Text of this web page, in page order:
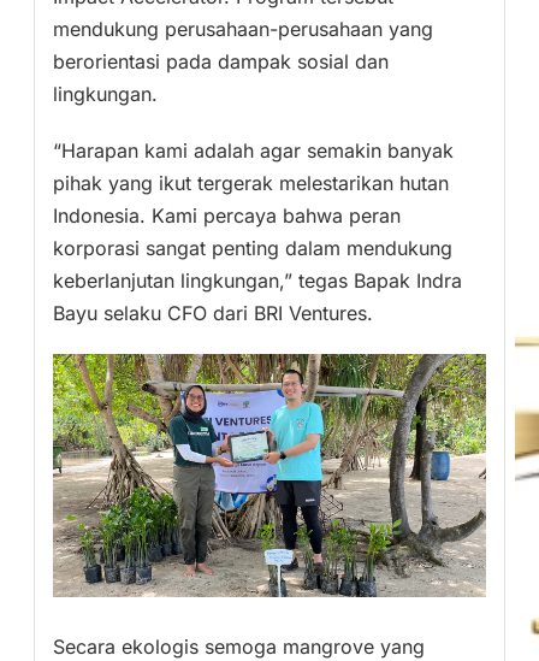
mendukung perusahaan-perusahaan yang
berorientasi pada dampak sosial dan
lingkungan.
“Harapan kami adalah agar semakin banyak
pihak yang ikut tergerak melestarikan hutan
Indonesia. Kami percaya bahwa peran
korporasi sangat penting dalam mendukung
keberlanjutan lingkungan,” tegas Bapak Indra
Bayu selaku CFO dari BRI Ventures.
Secara ekologis semoga mangrove yang